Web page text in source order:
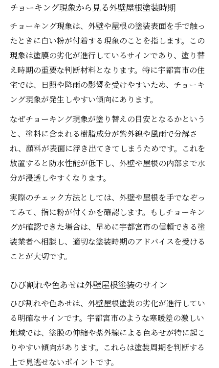
チョーキング現象から見る外壁屋根塗装時期
チョーキング現象は、外壁や屋根の塗装表面を手で触っ
たときに白い粉が付着する現象のことを指します。この
現象は塗膜の劣化が進行しているサインであり、塗り替
え時期の重要な判断材料となります。特に宇都宮市の住
宅では、日照や降雨の影響を受けやすいため、チョーキ
ング現象が発生しやすい傾向にあります。
なぜチョーキング現象が塗り替えの目安となるかという
と、塗料に含まれる樹脂成分が紫外線や風雨で分解さ
れ、顔料が表面に浮き出てきてしまうためです。これを
放置すると防水性能が低下し、外壁や屋根の内部まで水
分が浸透しやすくなります。
実際のチェック方法としては、外壁や屋根を手でなぞっ
てみて、指に粉が付くかを確認します。もしチョーキン
グが確認できた場合は、早めに宇都宮市の信頼できる塗
装業者へ相談し、適切な塗装時期のアドバイスを受ける
ことが大切です。
ひび割れや色あせは外壁屋根塗装のサイン
ひび割れや色あせは、外壁屋根塗装の劣化が進行してい
る明確なサインです。宇都宮市のような寒暖差の激しい
地域では、塗膜の伸縮や紫外線による色あせが特に起こ
りやすい傾向があります。これらは塗装周期を判断する
上で見逃せないポイントです。